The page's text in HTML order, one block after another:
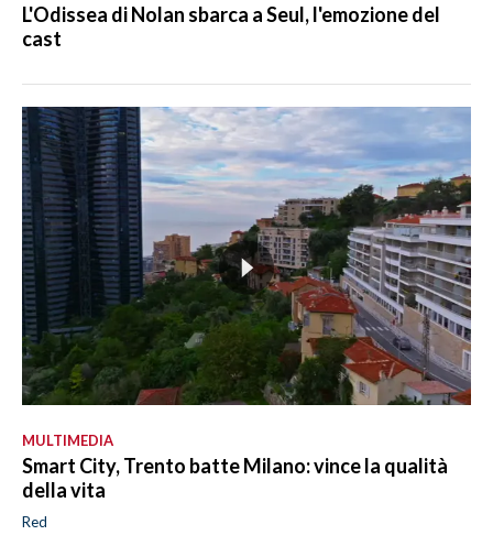
L'Odissea di Nolan sbarca a Seul, l'emozione del
cast
MULTIMEDIA
Smart City, Trento batte Milano: vince la qualità
della vita
Red